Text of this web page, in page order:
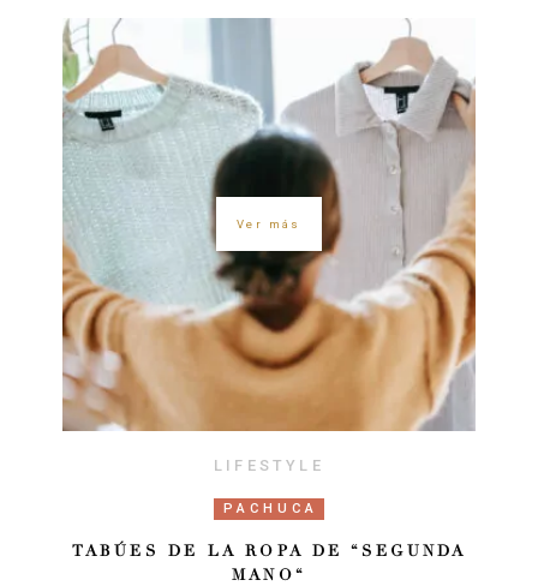
Ver más
LIFESTYLE
PACHUCA
TABÚES DE LA ROPA DE “SEGUNDA
MANO“